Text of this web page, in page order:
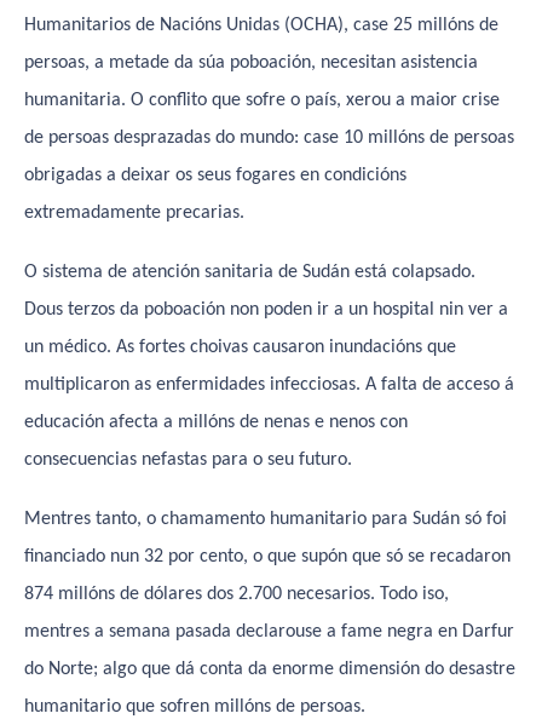
Humanitarios de Nacións Unidas (OCHA), case 25 millóns de
persoas, a metade da súa poboación, necesitan asistencia
humanitaria. O conflito que sofre o país, xerou a maior crise
de persoas desprazadas do mundo: case 10 millóns de persoas
obrigadas a deixar os seus fogares en condicións
extremadamente precarias.
O sistema de atención sanitaria de Sudán está colapsado.
Dous terzos da poboación non poden ir a un hospital nin ver a
un médico. As fortes choivas causaron inundacións que
multiplicaron as enfermidades infecciosas. A falta de acceso á
educación afecta a millóns de nenas e nenos con
consecuencias nefastas para o seu futuro.
Mentres tanto, o chamamento humanitario para Sudán só foi
financiado nun 32 por cento, o que supón que só se recadaron
874 millóns de dólares dos 2.700 necesarios. Todo iso,
mentres a semana pasada declarouse a fame negra en Darfur
do Norte; algo que dá conta da enorme dimensión do desastre
humanitario que sofren millóns de persoas.